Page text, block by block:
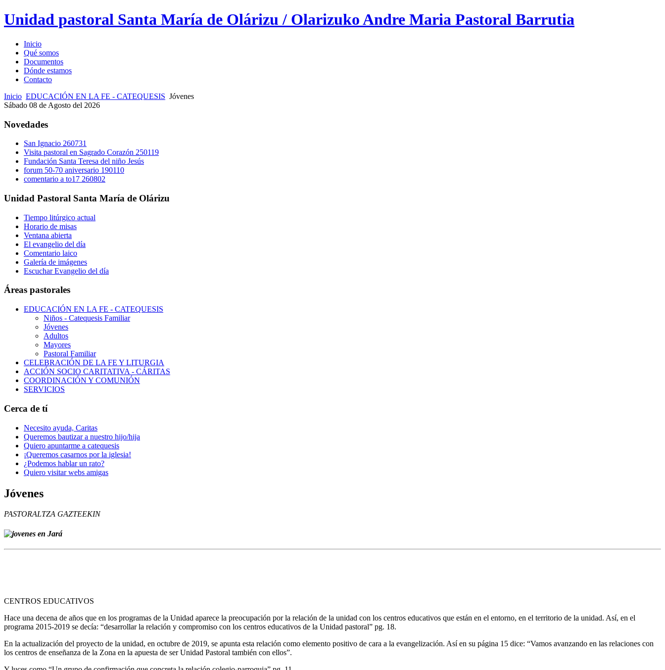
Unidad pastoral Santa María de Olárizu / Olarizuko Andre Maria Pastoral Barrutia
Inicio
Qué somos
Documentos
Dónde estamos
Contacto
Inicio EDUCACIÓN EN LA FE - CATEQUESIS Jóvenes
Sábado 08 de Agosto del 2026
Novedades
San Ignacio 260731
Visita pastoral en Sagrado Corazón 250119
Fundación Santa Teresa del niño Jesús
forum 50-70 aniversario 190110
comentario a to17 260802
Unidad Pastoral Santa María de Olárizu
Tiempo litúrgico actual
Horario de misas
Ventana abierta
El evangelio del día
Comentario laico
Galería de imágenes
Escuchar Evangelio del día
Áreas pastorales
EDUCACIÓN EN LA FE - CATEQUESIS
Niños - Catequesis Familiar
Jóvenes
Adultos
Mayores
Pastoral Familiar
CELEBRACIÓN DE LA FE Y LITURGIA
ACCIÓN SOCIO CARITATIVA - CÁRITAS
COORDINACIÓN Y COMUNIÓN
SERVICIOS
Cerca de tí
Necesito ayuda, Caritas
Queremos bautizar a nuestro hijo/hija
Quiero apuntarme a catequesis
¡Queremos casarnos por la iglesia!
¿Podemos hablar un rato?
Quiero visitar webs amigas
Jóvenes
PASTORALTZA GAZTEEKIN
CENTROS EDUCATIVOS
Hace una decena de años que en los programas de la Unidad aparece la preocupación por la relación de la unidad con los centros educativos que están en el entorno, en el territorio de la unidad. Así, en el
programa 2015-2019 se decía: “desarrollar la relación y compromiso con los centros educativos de la Unidad pastoral” pg. 18.
En la actualización del proyecto de la unidad, en octubre de 2019, se apunta esta relación como elemento positivo de cara a la evangelización. Así en su página 15 dice: “Vamos avanzando en las relaciones con
los centros de enseñanza de la Zona en la apuesta de ser Unidad Pastoral también con ellos”.